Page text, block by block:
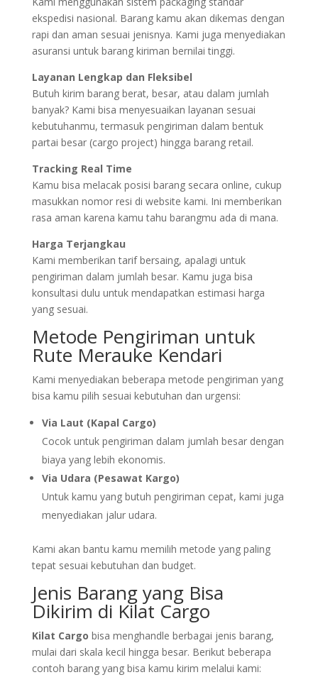
ekspedisi nasional. Barang kamu akan dikemas dengan
rapi dan aman sesuai jenisnya. Kami juga menyediakan
asuransi untuk barang kiriman bernilai tinggi.
Layanan Lengkap dan Fleksibel
Butuh kirim barang berat, besar, atau dalam jumlah
banyak? Kami bisa menyesuaikan layanan sesuai
kebutuhanmu, termasuk pengiriman dalam bentuk
partai besar (cargo project) hingga barang retail.
Tracking Real Time
Kamu bisa melacak posisi barang secara online, cukup
masukkan nomor resi di website kami. Ini memberikan
rasa aman karena kamu tahu barangmu ada di mana.
Harga Terjangkau
Kami memberikan tarif bersaing, apalagi untuk
pengiriman dalam jumlah besar. Kamu juga bisa
konsultasi dulu untuk mendapatkan estimasi harga
yang sesuai.
Metode Pengiriman untuk
Rute Merauke Kendari
Kami menyediakan beberapa metode pengiriman yang
bisa kamu pilih sesuai kebutuhan dan urgensi:
Via Laut (Kapal Cargo)
Cocok untuk pengiriman dalam jumlah besar dengan
biaya yang lebih ekonomis.
Via Udara (Pesawat Kargo)
Untuk kamu yang butuh pengiriman cepat, kami juga
menyediakan jalur udara.
Kami akan bantu kamu memilih metode yang paling
tepat sesuai kebutuhan dan budget.
Jenis Barang yang Bisa
Dikirim di Kilat Cargo
Kilat Cargo bisa menghandle berbagai jenis barang,
mulai dari skala kecil hingga besar. Berikut beberapa
contoh barang yang bisa kamu kirim melalui kami: